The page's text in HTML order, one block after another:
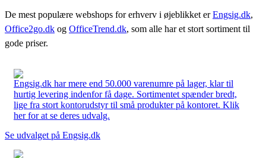
De mest populære webshops for erhverv i øjeblikket erEngsig.dk,
Office2go.dk og OfficeTrend.dk, som alle har et stort sortiment til
gode priser.
Engsig.dk har mere end 50.000 varenumre på lager, klar til
hurtig levering indenfor få dage. Sortimentet spænder bredt,
lige fra stort kontorudstyr til små produkter på kontoret. Klik
her for at se deres udvalg.
Se udvalget på Engsig.dk